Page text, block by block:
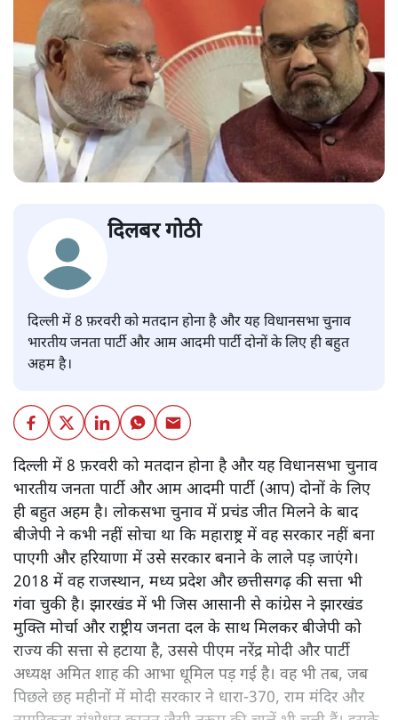
दिलबर गोठी
दिल्ली में 8 फ़रवरी को मतदान होना है और यह विधानसभा चुनाव
भारतीय जनता पार्टी और आम आदमी पार्टी दोनों के लिए ही बहुत
अहम है।
दिल्ली में 8 फ़रवरी को मतदान होना है और यह विधानसभा चुनाव
भारतीय जनता पार्टी और आम आदमी पार्टी (आप) दोनों के लिए
ही बहुत अहम है। लोकसभा चुनाव में प्रचंड जीत मिलने के बाद
बीजेपी ने कभी नहीं सोचा था कि महाराष्ट्र में वह सरकार नहीं बना
पाएगी और हरियाणा में उसे सरकार बनाने के लाले पड़ जाएंगे।
2018 में वह राजस्थान, मध्य प्रदेश और छत्तीसगढ़ की सत्ता भी
गंवा चुकी है। झारखंड में भी जिस आसानी से कांग्रेस ने झारखंड
मुक्ति मोर्चा और राष्ट्रीय जनता दल के साथ मिलकर बीजेपी को
राज्य की सत्ता से हटाया है, उससे पीएम नरेंद्र मोदी और पार्टी
अध्यक्ष अमित शाह की आभा धूमिल पड़ गई है। वह भी तब, जब
पिछले छह महीनों में मोदी सरकार ने धारा-370, राम मंदिर और